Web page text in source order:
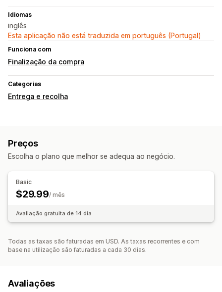
Idiomas
inglês
Esta aplicação não está traduzida em português (Portugal)
Funciona com
Finalização da compra
Categorias
Entrega e recolha
Preços
Escolha o plano que melhor se adequa ao negócio.
Basic
$29.99/ mês
Avaliação gratuita de 14 dia
Todas as taxas são faturadas em USD. As taxas recorrentes e com
base na utilização são faturadas a cada 30 dias.
Avaliações